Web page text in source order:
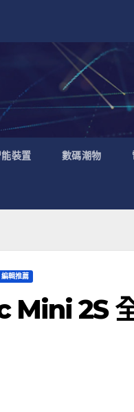
裝置 數碼潮物
編輯推薦
Mini 2S